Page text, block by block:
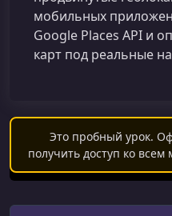
мобильных
Google Places API и
карт под реальные
Это пробный урок.
получить доступ ко всем